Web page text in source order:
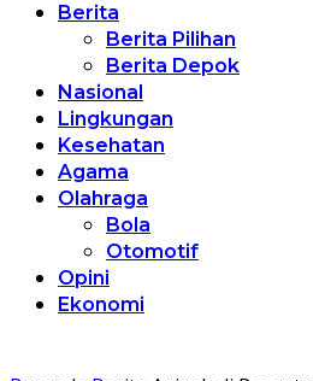
Berita
Berita Pilihan
Berita Depok
Nasional
Lingkungan
Kesehatan
Agama
Olahraga
Bola
Otomotif
Opini
Ekonomi